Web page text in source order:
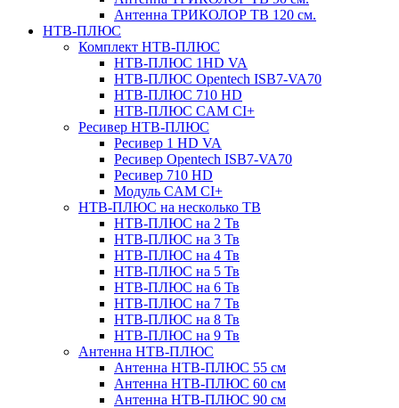
Антенна ТРИКОЛОР ТВ 120 см.
НТВ-ПЛЮС
Комплект НТВ-ПЛЮС
НТВ-ПЛЮС 1HD VA
НТВ-ПЛЮС Opentech ISB7-VA70
НТВ-ПЛЮС 710 HD
НТВ-ПЛЮС CAM CI+
Ресивер НТВ-ПЛЮС
Ресивер 1 HD VA
Ресивер Opentech ISB7-VA70
Ресивер 710 HD
Модуль CAM CI+
НТВ-ПЛЮС на несколько ТВ
НТВ-ПЛЮС на 2 Тв
НТВ-ПЛЮС на 3 Тв
НТВ-ПЛЮС на 4 Тв
НТВ-ПЛЮС на 5 Тв
НТВ-ПЛЮС на 6 Тв
НТВ-ПЛЮС на 7 Тв
НТВ-ПЛЮС на 8 Тв
НТВ-ПЛЮС на 9 Тв
Антенна НТВ-ПЛЮС
Антенна НТВ-ПЛЮС 55 см
Антенна НТВ-ПЛЮС 60 см
Антенна НТВ-ПЛЮС 90 см